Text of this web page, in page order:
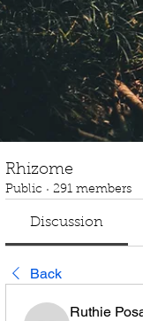
Rhizome
Public · 291 members
Discussion
Back
Ruthie